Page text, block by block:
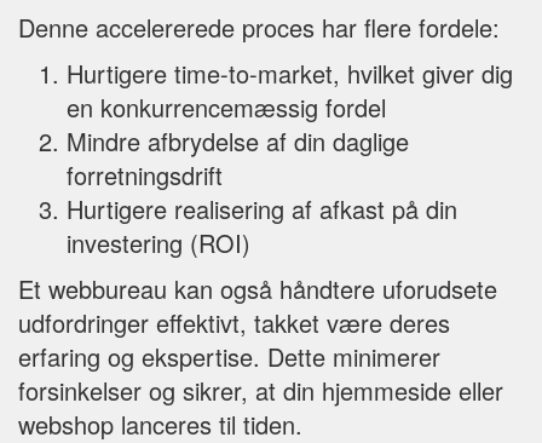
Denne accelererede proces har flere fordele:
Hurtigere time-to-market, hvilket giver dig
en konkurrencemæssig fordel
Mindre afbrydelse af din daglige
forretningsdrift
Hurtigere realisering af afkast på din
investering (ROI)
Et webbureau kan også håndtere uforudsete
udfordringer effektivt, takket være deres
erfaring og ekspertise. Dette minimerer
forsinkelser og sikrer, at din hjemmeside eller
webshop lanceres til tiden.